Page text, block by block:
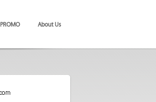
PROMO About Us